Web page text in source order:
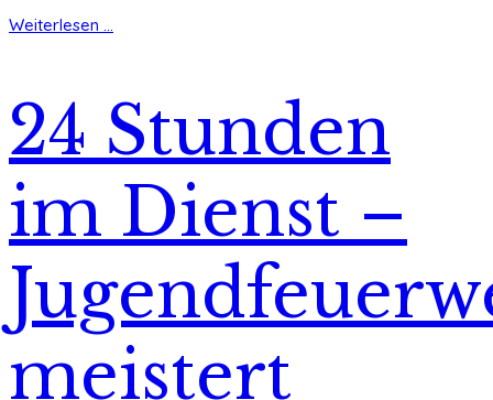
Weiterlesen ...
24 Stunden
im Dienst –
meistert